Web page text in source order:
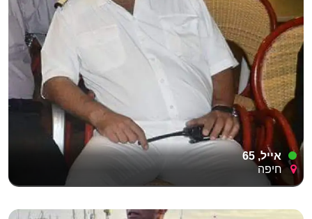
אייל, 65
חיפה